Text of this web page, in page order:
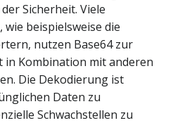
Sicherheit. Viele
beispielsweise die
nutzen Base64 zur
in Kombination mit anderen
Die Dekodierung ist
Daten zu
Schwachstellen zu